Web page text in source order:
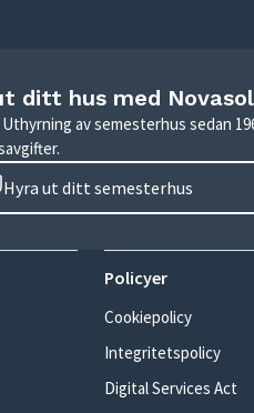
ditt hus med
av semesterhus sedan
Hyra ut ditt semesterhus
Policyer
Cookiepolicy
Integritetspolicy
Digital Services Act